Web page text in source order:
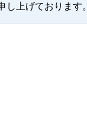
上げております。